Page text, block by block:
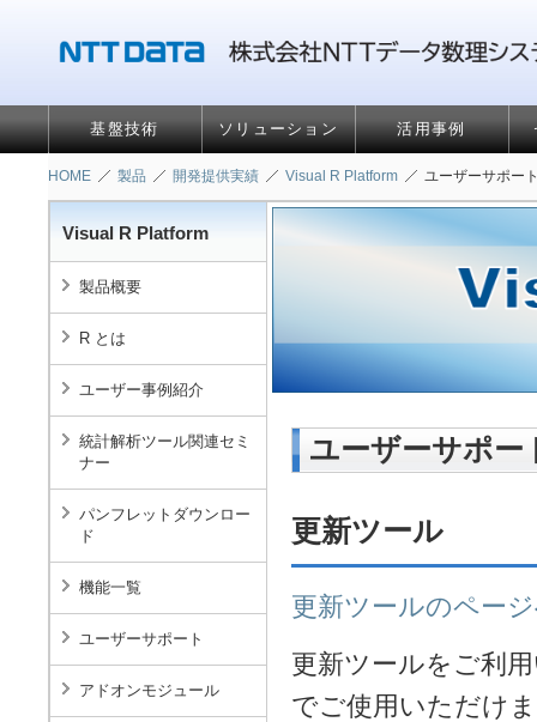
基盤技術 ソリューション 活用事例
HOME 製品 開発提供実績 Visual R Platform ユーザーサポー
ユーザーサポー
更新ツール
更新ツールのペー
更新ツールをご利
でご使用いただけ
Visual R Platform
製品概要
R とは
ユーザー事例紹介
統計解析ツール関連セミ
ナー
パンフレットダウンロー
ド
機能一覧
ユーザーサポート
アドオンモジュール